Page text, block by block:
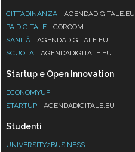
CITTADINANZA
AGENDADIGITALE.EU
PA DIGITALE
CORCOM
SANITÀ
AGENDADIGITALE.EU
SCUOLA
AGENDADIGITALE.EU
Startup e Open Innovation
ECONOMYUP
STARTUP
AGENDADIGITALE.EU
Studenti
UNIVERSITY2BUSINESS